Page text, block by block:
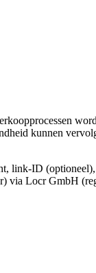
kunnen
link-ID
via Locr GmbH